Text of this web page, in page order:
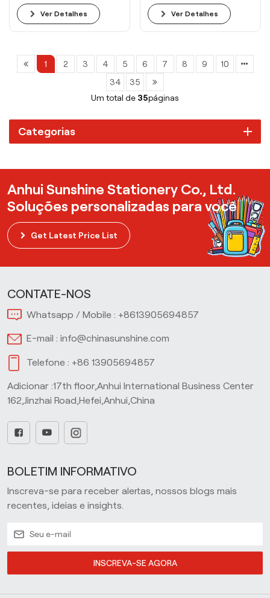
Ver Detalhes
corte utilitário
Ver Detalhes
1 2 3 4 5 6 7 8 9
10
34
35
Um total de 35páginas
Categorias
Anhui Sunshine Stationery Co., Ltd.
Soluções personalizadas para você
Get Latest Price List
CONTATE-NOS
Whatsapp / Mobile : +8613905694857
E-mail : info@chinasunshine.com
Telefone : +86 13905694857
Adicionar :17th floor,Anhui International Business Center
162,Jinzhai Road,Hefei,Anhui,China
BOLETIM INFORMATIVO
Inscreva-se para receber alertas, nossos blogs mais
recentes, ideias e insights.
INSCREVA-SE AGORA